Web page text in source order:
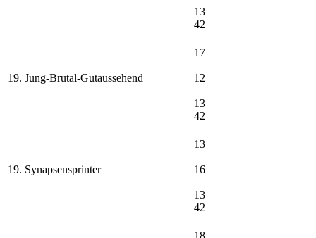
13
42
19. Jung-Brutal-Gutaussehend
17
12
13
42
19. Synapsensprinter
13
16
13
42
18